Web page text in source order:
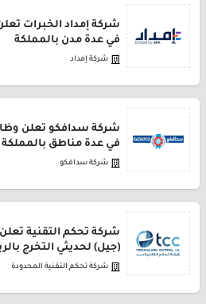
شركة إمداد الخبرات
في عدة مدن بالمملكة
شركة إمداد
شركة سدافكو تعلن
في عدة مناطق بالمملكة
شركة سدافكو
شركة تحكم التقنية
(جيل) لحديثي التخرج
شركة تحكم التقنية المحدودة